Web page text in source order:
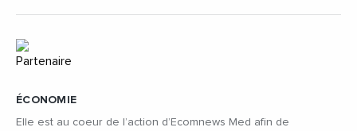
ÉCONOMIE
Elle est au coeur de l’action d’Ecomnews Med afin de